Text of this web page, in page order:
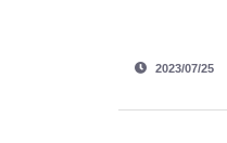
2023/07/25